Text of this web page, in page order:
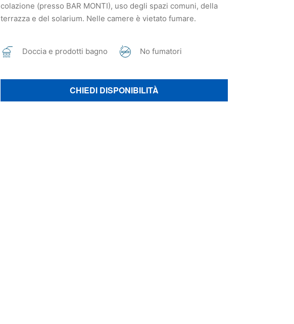
colazione (presso BAR MONTI), uso degli spazi comuni, della
terrazza e del solarium. Nelle camere è vietato fumare.
Doccia e prodotti bagno No fumatori
CHIEDI DISPONIBILITÀ